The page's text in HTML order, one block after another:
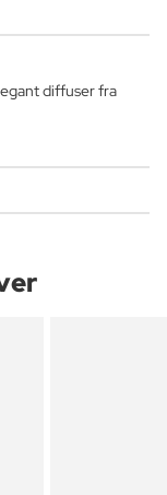
diffuser fra